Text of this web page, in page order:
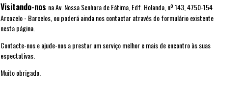
Visitando-nos na Av. Nossa Senhora de Fátima, Edf. Holanda, nº 143, 4750-154
Arcozelo - Barcelos, ou poderá ainda nos contactar através do formulário existente
nesta página.
Contacte-nos e ajude-nos a prestar um serviço melhor e mais de encontro às suas
espectativas.
Muito obrigado.